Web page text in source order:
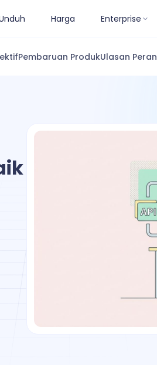
Harga Enterprise
Pembaruan ProdukUlasan